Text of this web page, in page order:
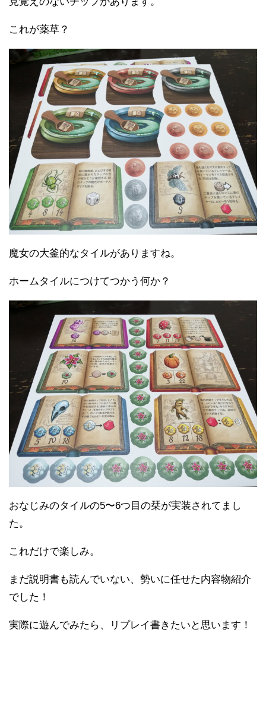
これが薬草？
魔女の大釜的なタイルがありますね。
ホームタイルにつけてつかう何か？
おなじみのタイルの5〜6つ目の栞が実装されてまし
た。
これだけで楽しみ。
まだ説明書も読んでいない、勢いに任せた内容物紹介
でした！
実際に遊んでみたら、リプレイ書きたいと思います！